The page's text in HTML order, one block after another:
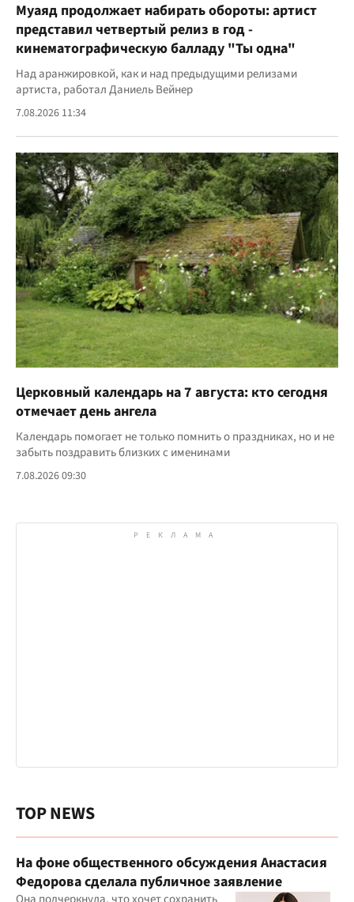
Муаяд продолжает набирать обороты: артист
представил четвертый релиз в год -
кинематографическую балладу "Ты одна"
Над аранжировкой, как и над предыдущими релизами
артиста, работал Даниель Вейнер
7.08.2026 11:34
Церковный календарь на 7 августа: кто сегодня
отмечает день ангела
Календарь помогает не только помнить о праздниках, но и не
забыть поздравить близких с именинами
7.08.2026 09:30
TOP NEWS
На фоне общественного обсуждения Анастасия
Федорова сделала публичное заявление